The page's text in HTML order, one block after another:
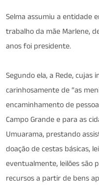
Selma assumiu a entidade
trabalho da mãe Marlene,
anos foi presidente.
Segundo ela, a Rede, cujas
carinhosamente de “as
encaminhamento de
Campo Grande e para as
Umuarama, prestando
doação de cestas básicas,
eventualmente, leilões são
recursos a partir de bens